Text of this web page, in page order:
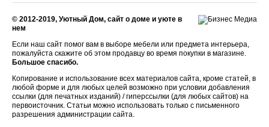
© 2012-2019, Уютный Дом, сайт о доме и уюте в
нем
Если наш сайт помог вам в выборе мебели или предмета интерьера,
пожалуйста скажите об этом продавцу во время покупки в магазине.
Большое спасибо.
Копирование и использование всех материалов сайта, кроме статей, в
любой форме и для любых целей возможно при условии добавления
ссылки (для печатных изданий) / гиперссылки (для любых сайтов) на
первоисточник. Статьи можно использовать только с письменного
разрешения администрации сайта.